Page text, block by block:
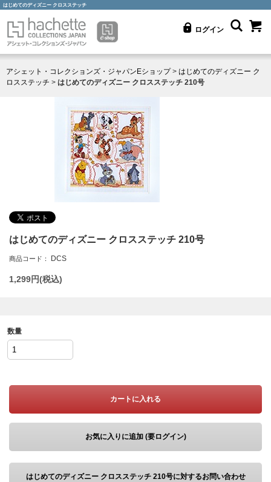
はじめてのディズニー クロスステッチ
ログイン
アシェット・コレクションズ・ジャパンEショップ> はじめてのディズニー ク
ロスステッチ > はじめてのディズニー クロスステッチ 210号
はじめてのディズニー クロスステッチ 210号
商品コード： DCS
1,299円(税込)
数量
カートに入れる
お気に入りに追加 (要ログイン)
はじめてのディズニー クロスステッチ 210号に対するお問い合わせ